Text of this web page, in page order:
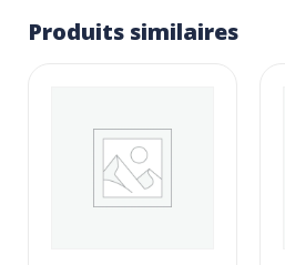
Produits similaires